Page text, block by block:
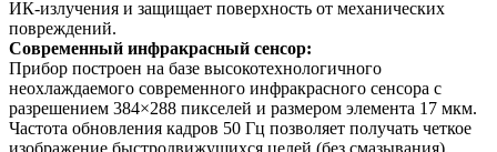
ИК-излучения и защищает поверхность от механических
повреждений.
Современный инфракрасный сенсор:
Прибор построен на базе высокотехнологичного
неохлаждаемого современного инфракрасного сенсора с
разрешением 384×288 пикселей и размером элемента 17 мкм.
Частота обновления кадров 50 Гц позволяет получать четкое
изображение быстродвижущихся целей (без смазывания).